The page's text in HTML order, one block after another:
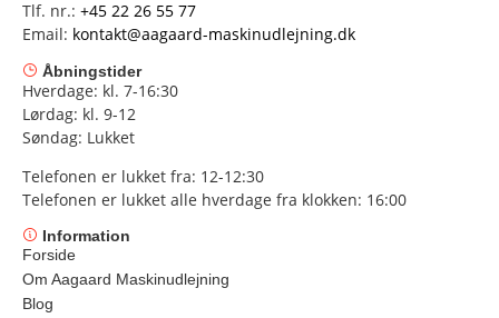
Tlf. nr.: +45 22 26 55 77
Email: kontakt@aagaard-maskinudlejning.dk
Åbningstider
Hverdage: kl. 7-16:30
Lørdag: kl. 9-12
Søndag: Lukket
Telefonen er lukket fra: 12-12:30
Telefonen er lukket alle hverdage fra klokken: 16:00
Information
Forside
Om Aagaard Maskinudlejning
Blog